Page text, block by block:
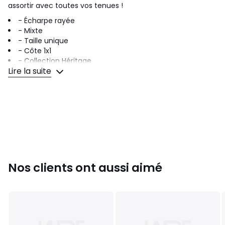
assortir avec toutes vos tenues !
- Écharpe rayée
- Mixte
- Taille unique
- Côte 1x1
- Collection Héritage
- 21 x 185 cm
- Séchage en tambourg interdit
- Repassage à basse température
Lire la suite
Nos clients ont aussi aimé